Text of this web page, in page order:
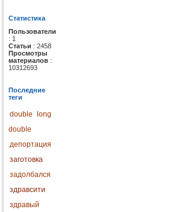
Статистика
Пользователи
: 1
Статьи : 2458
Просмотры
материалов :
10312693
Последние
теги
double
long
double
депортация
заготовка
задолбался
здравсити
здравый